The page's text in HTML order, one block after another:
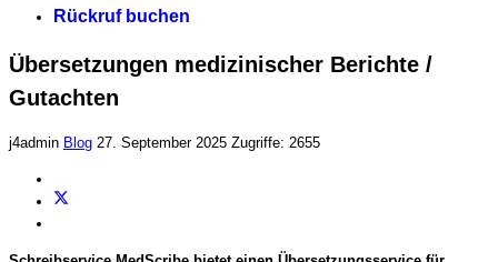
Rückruf buchen
Übersetzungen medizinischer Berichte /
Gutachten
j4admin Blog 27. September 2025 Zugriffe: 2655